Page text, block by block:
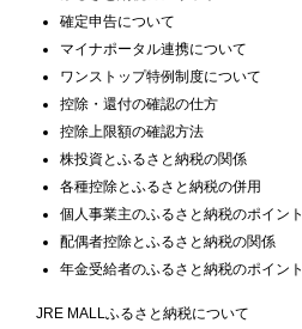
確定申告について
マイナポータル連携について
ワンストップ特例制度について
控除・還付の確認の仕方
控除上限額の確認方法
株投資とふるさと納税の関係
各種控除とふるさと納税の併用
個人事業主のふるさと納税のポイント
配偶者控除とふるさと納税の関係
年金受給者のふるさと納税のポイント
JRE MALLふるさと納税について